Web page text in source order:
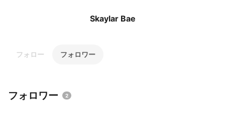
Skaylar Bae
フォロー フォロワー
フォロワー 2